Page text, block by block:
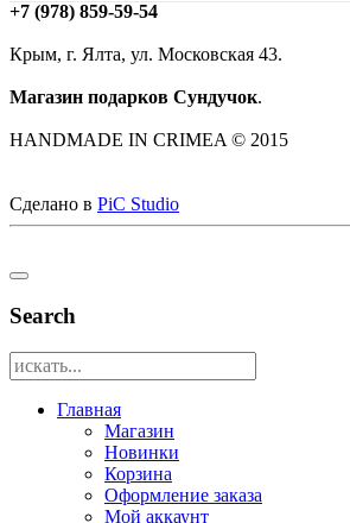
+7 (978) 859-59-54
Крым, г. Ялта, ул. Московская 43.
Магазин подарков Сундучок.
HANDMADE IN CRIMEA © 2015
Сделано в PiC Studio
Search
Главная
Магазин
Новинки
Корзина
Оформление заказа
Мой аккаунт